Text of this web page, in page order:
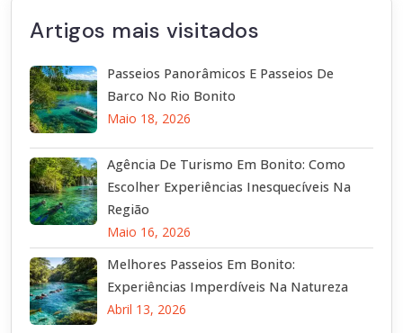
Artigos mais visitados
Passeios Panorâmicos E Passeios De
Barco No Rio Bonito
Maio 18, 2026
Agência De Turismo Em Bonito: Como
Escolher Experiências Inesquecíveis Na
Região
Maio 16, 2026
Melhores Passeios Em Bonito:
Experiências Imperdíveis Na Natureza
Abril 13, 2026